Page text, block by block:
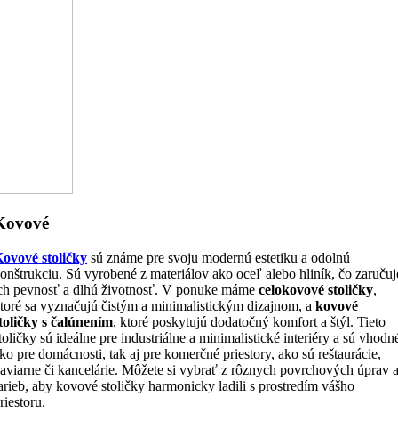
stoličky sú známe pre svoju modernú estetiku a odolnú
Sú vyrobené z materiálov ako oceľ alebo hliník, čo
pevnosť a dlhú životnosť. V ponuke máme celokovové stoličky,
sa vyznačujú čistým a minimalistickým dizajnom, a kovové
s čalúnením, ktoré poskytujú dodatočný komfort a štýl. Tieto
sú ideálne pre industriálne a minimalistické interiéry a sú
pre domácnosti, tak aj pre komerčné priestory, ako sú reštaurácie,
či kancelárie. Môžete si vybrať z rôznych povrchových úprav a
aby kovové stoličky harmonicky ladili s prostredím vášho